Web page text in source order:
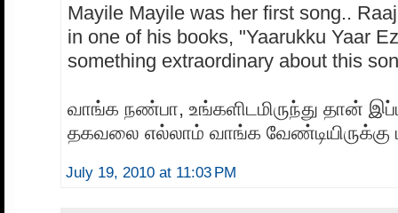
Mayile Mayile was her first song..
in one of his books, "Yaarukku Yaar
something extraordinary about this
வாங்க நண்பா, உங்களிடமிருந்து தான்
தகவலை எல்லாம் வாங்க வேண்டியிருக்கு
July 19, 2010 at 11:03 PM